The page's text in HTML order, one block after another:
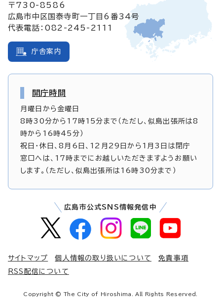
〒730-8586
広島市中区国泰寺町一丁目6番34号
代表電話：082-245-2111
庁舎案内
開庁時間
月曜日から金曜日
8時30分から17時15分まで（ただし、似島出張所は8
時から16時45分）
祝日・休日、8月6日、12月29日から1月3日は閉庁
窓口へは、17時までにお越しいただきますようお願い
します。（ただし、似島出張所は16時30分まで）
広島市公式SNS情報発信中
サイトマップ 個人情報の取り扱いについて
免責事項
RSS配信について
Copyright © The City of Hiroshima. All Rights Reserved.